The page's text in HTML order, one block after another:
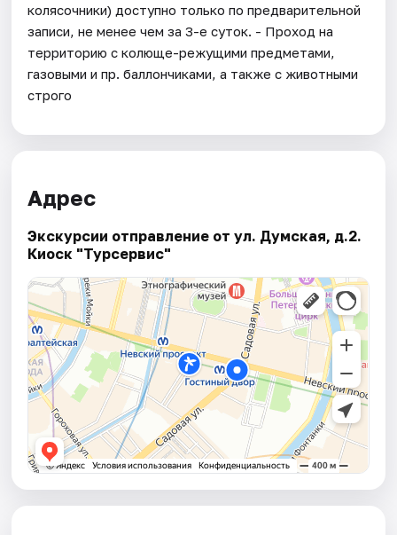
колясочники) доступно только по предварительной
записи, не менее чем за 3-е суток. - Проход на
территорию с колюще-режущими предметами,
газовыми и пр. баллончиками, а также с животными
строго
Адрес
Экскурсии отправление от ул. Думская, д.2.
Киоск "Турсервис"